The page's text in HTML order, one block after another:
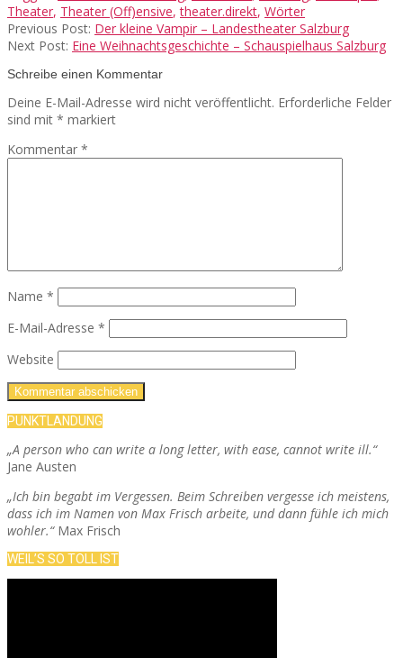
Theater, Theater (Off)ensive,theater.direkt, Wörter
Previous Post: Der kleine Vampir – Landestheater Salzburg
Next Post: Eine Weihnachtsgeschichte – Schauspielhaus Salzburg
Schreibe einen Kommentar
Deine E-Mail-Adresse wird nicht veröffentlicht. Erforderliche Felder
sind mit * markiert
Kommentar *
Name *
E-Mail-Adresse *
Website
PUNKTLANDUNG
„A person who can write a long letter, with ease, cannot write ill.“
Jane Austen
„Ich bin begabt im Vergessen. Beim Schreiben vergesse ich meistens,
dass ich im Namen von Max Frisch arbeite, und dann fühle ich mich
wohler.“Max Frisch
WEIL’S SO TOLL IST